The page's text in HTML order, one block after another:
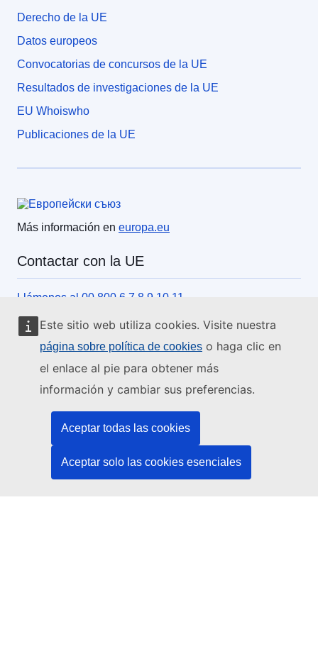
Este sitio web utiliza cookies. Visite nuestra
página sobre política de cookies o haga clic en
el enlace al pie para obtener más
información y cambiar sus preferencias.
Aceptar todas las cookies
Aceptar solo las cookies esenciales
Derecho de la UE
Datos europeos
Convocatorias de concursos de la UE
Resultados de investigaciones de la UE
EU Whoiswho
Publicaciones de la UE
Más información en europa.eu
Contactar con la UE
Llámenos al 00 800 6 7 8 9 10 11
Utilice otras opciones telefónicas
Escríbanos a través del formulario de contacto
Venga a conocernos a una de las oficinas de la UE
Redes sociales
Buscar los canales de la UE en las redes sociales
Instituciones y organismos de la UE